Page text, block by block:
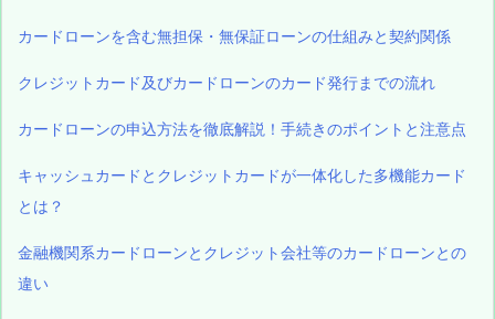
カードローンを含む無担保・無保証ローンの仕組みと契約関係
クレジットカード及びカードローンのカード発行までの流れ
カードローンの申込方法を徹底解説！手続きのポイントと注意点
キャッシュカードとクレジットカードが一体化した多機能カード
とは？
金融機関系カードローンとクレジット会社等のカードローンとの
違い